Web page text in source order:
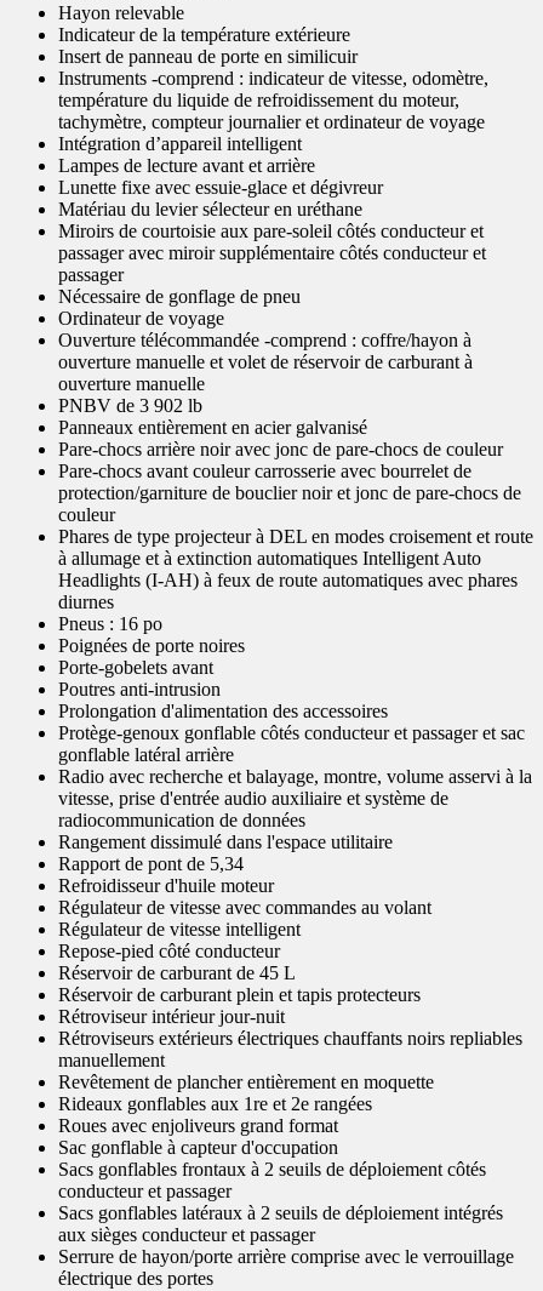
Hayon relevable
Indicateur de la température extérieure
Insert de panneau de porte en similicuir
Instruments -comprend : indicateur de vitesse, odomètre,
température du liquide de refroidissement du moteur,
tachymètre, compteur journalier et ordinateur de voyage
Intégration d’appareil intelligent
Lampes de lecture avant et arrière
Lunette fixe avec essuie-glace et dégivreur
Matériau du levier sélecteur en uréthane
Miroirs de courtoisie aux pare-soleil côtés conducteur et
passager avec miroir supplémentaire côtés conducteur et
passager
Nécessaire de gonflage de pneu
Ordinateur de voyage
Ouverture télécommandée -comprend : coffre/hayon à
ouverture manuelle et volet de réservoir de carburant à
ouverture manuelle
PNBV de 3 902 lb
Panneaux entièrement en acier galvanisé
Pare-chocs arrière noir avec jonc de pare-chocs de couleur
Pare-chocs avant couleur carrosserie avec bourrelet de
protection/garniture de bouclier noir et jonc de pare-chocs de
couleur
Phares de type projecteur à DEL en modes croisement et route
à allumage et à extinction automatiques Intelligent Auto
Headlights (I-AH) à feux de route automatiques avec phares
diurnes
Pneus : 16 po
Poignées de porte noires
Porte-gobelets avant
Poutres anti-intrusion
Prolongation d'alimentation des accessoires
Protège-genoux gonflable côtés conducteur et passager et sac
gonflable latéral arrière
Radio avec recherche et balayage, montre, volume asservi à la
vitesse, prise d'entrée audio auxiliaire et système de
radiocommunication de données
Rangement dissimulé dans l'espace utilitaire
Rapport de pont de 5,34
Refroidisseur d'huile moteur
Régulateur de vitesse avec commandes au volant
Régulateur de vitesse intelligent
Repose-pied côté conducteur
Réservoir de carburant de 45 L
Réservoir de carburant plein et tapis protecteurs
Rétroviseur intérieur jour-nuit
Rétroviseurs extérieurs électriques chauffants noirs repliables
manuellement
Revêtement de plancher entièrement en moquette
Rideaux gonflables aux 1re et 2e rangées
Roues avec enjoliveurs grand format
Sac gonflable à capteur d'occupation
Sacs gonflables frontaux à 2 seuils de déploiement côtés
conducteur et passager
Sacs gonflables latéraux à 2 seuils de déploiement intégrés
aux sièges conducteur et passager
Serrure de hayon/porte arrière comprise avec le verrouillage
électrique des portes